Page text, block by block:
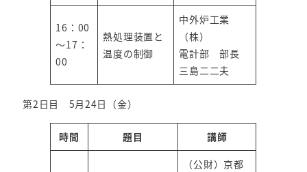
16：00
～17：
00
熱処理装置と
温度の制御
中外炉工業
（株）
電計部 部長
三島二二夫
第2日目 5月24日（金）
時間 題目 講師
（公財）京都